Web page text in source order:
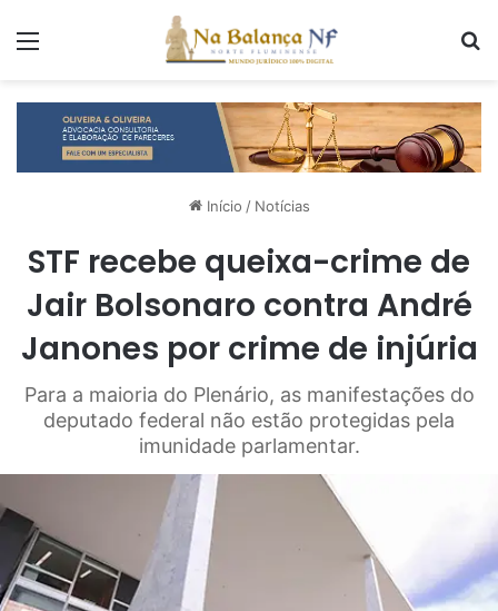
Início / Notícias
STF recebe queixa-crime de
Jair Bolsonaro contra André
Janones por crime de injúria
Para a maioria do Plenário, as manifestações do
deputado federal não estão protegidas pela
imunidade parlamentar.